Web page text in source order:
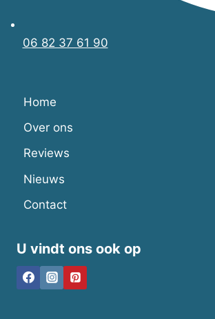
06 82 37 61 90
Home
Over ons
Reviews
Nieuws
Contact
U vindt ons ook op